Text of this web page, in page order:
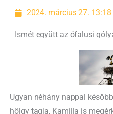
2024. március 27. 13:18
Ismét együtt az ófalusi
Ugyan néhány nappal
hölgy tagja, Kamilla is